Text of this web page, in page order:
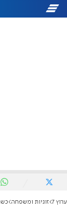
ערוץ 7 זוגיות ומשפחה